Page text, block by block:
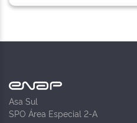
Asa Sul
SPO Área Especial 2-A